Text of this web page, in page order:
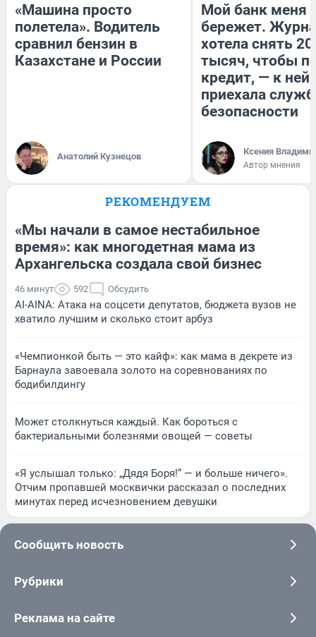
«Машина просто
полетела». Водитель
сравнил бензин в
Казахстане и России
Анатолий Кузнецов
Мой банк меня
бережет.
хотела снять
тысяч, чтобы
кредит, — к
приехала
безопасности
Ксения
Автор мнения
РЕКОМЕНДУЕМ
«Мы начали в самое нестабильное
время»: как многодетная мама из
Архангельска создала свой бизнес
46 минут 592 Обсудить
AI-AINA: Атака на соцсети депутатов, бюджета вузов не
хватило лучшим и сколько стоит арбуз
«Чемпионкой быть — это кайф»: как мама в декрете из
Барнаула завоевала золото на соревнованиях по
бодибилдингу
Может столкнуться каждый. Как бороться с
бактериальными болезнями овощей — советы
«Я услышал только: „Дядя Боря!“ — и больше ничего».
Отчим пропавшей москвички рассказал о последних
минутах перед исчезновением девушки
Сообщить новость
Рубрики
Реклама на сайте